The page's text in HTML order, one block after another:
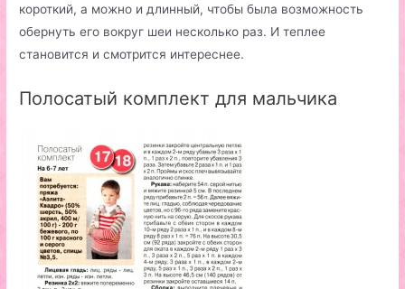
короткий, а можно и длинный, чтобы была возможность
обернуть его вокруг шеи несколько раз. И теплее
становится и смотрится интереснее.
Полосатый комплект для мальчика